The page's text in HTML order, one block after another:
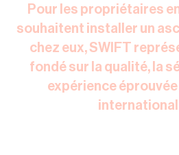
Pour les propriétaires
souhaitent installer un
chez eux, SWIFT
fondé sur la qualité, la
expérience éprouvée